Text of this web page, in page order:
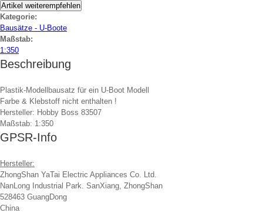
Artikel weiterempfehlen
Kategorie:
Bausätze - U-Boote
Maßstab:
1:350
Beschreibung
Plastik-Modellbausatz für ein U-Boot Modell
Farbe & Klebstoff nicht enthalten !
Hersteller: Hobby Boss 83507
Maßstab: 1:350
GPSR-Info
Hersteller:
ZhongShan YaTai Electric Appliances Co. Ltd.
NanLong Industrial Park. SanXiang, ZhongShan
528463 GuangDong
China